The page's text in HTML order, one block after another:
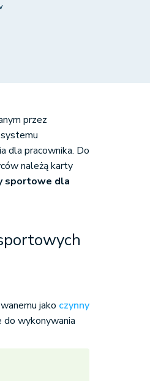
przez
dla pracownika. Do
należą karty
sportowe dla
jako czynny
do wykonywania